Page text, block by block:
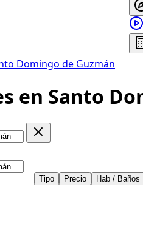
Domingo de Guzmán
en Santo
Tipo Precio Hab / Baños